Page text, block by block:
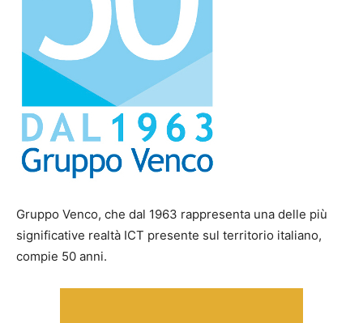
Gruppo Venco, che dal 1963 rappresenta una delle più
significative realtà ICT presente sul territorio italiano,
compie 50 anni.